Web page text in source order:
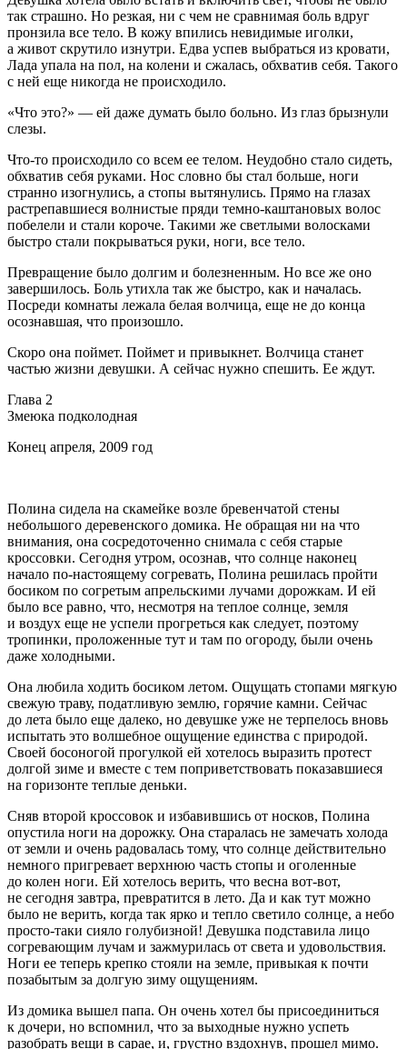
так страшно. Но резкая, ни с чем не сравнимая боль вдруг
пронзила все тело. В кожу впились невидимые иголки,
а живот скрутило изнутри. Едва успев выбраться из кровати,
Лада упала на пол, на колени и сжалась, обхватив себя. Такого
с ней еще никогда не происходило.
«Что это?» — ей даже думать было больно. Из глаз брызнули
слезы.
Что-то происходило со всем ее телом. Неудобно стало сидеть,
обхватив себя руками. Нос словно бы стал больше, ноги
странно изогнулись, а стопы вытянулись. Прямо на глазах
растрепавшиеся волнистые пряди темно-каштановых волос
побелели и стали короче. Такими же светлыми волосками
быстро стали покрываться руки, ноги, все тело.
Превращение было долгим и болезненным. Но все же оно
завершилось. Боль утихла так же быстро, как и началась.
Посреди комнаты лежала белая волчица, еще не до конца
осознавшая, что произошло.
Скоро она поймет. Поймет и привыкнет. Волчица станет
частью жизни девушки. А сейчас нужно спешить. Ее ждут.
Глава 2
Змеюка подколодная
Конец апреля, 2009 год
Полина сидела на скамейке возле бревенчатой стены
небольшого деревенского домика. Не обращая ни на что
внимания, она сосредоточенно снимала с себя старые
кроссовки. Сегодня утром, осознав, что солнце наконец
начало по-настоящему согревать, Полина решилась пройти
босиком по согретым апрельскими лучами дорожкам. И ей
было все равно, что, несмотря на теплое солнце, земля
и воздух еще не успели прогреться как следует, поэтому
тропинки, проложенные тут и там по огороду, были очень
даже холодными.
Она любила ходить босиком летом. Ощущать стопами мягкую
свежую траву, податливую землю, горячие камни. Сейчас
до лета было еще далеко, но девушке уже не терпелось вновь
испытать это волшебное ощущение единства с природой.
Своей босоногой прогулкой ей хотелось выразить протест
долгой зиме и вместе с тем поприветствовать показавшиеся
на горизонте теплые деньки.
Сняв второй кроссовок и избавившись от носков, Полина
опустила ноги на дорожку. Она старалась не замечать холода
от земли и очень радовалась тому, что солнце действительно
немного пригревает верхнюю часть стопы и оголенные
до колен ноги. Ей хотелось верить, что весна вот-вот,
не сегодня завтра, превратится в лето. Да и как тут можно
было не верить, когда так ярко и тепло светило солнце, а небо
просто-таки сияло голубизной! Девушка подставила лицо
согревающим лучам и зажмурилась от света и удовольствия.
Ноги ее теперь крепко стояли на земле, привыкая к почти
позабытым за долгую зиму ощущениям.
Из домика вышел папа. Он очень хотел бы присоединиться
к дочери, но вспомнил, что за выходные нужно успеть
разобрать вещи в сарае, и, грустно вздохнув, прошел мимо.